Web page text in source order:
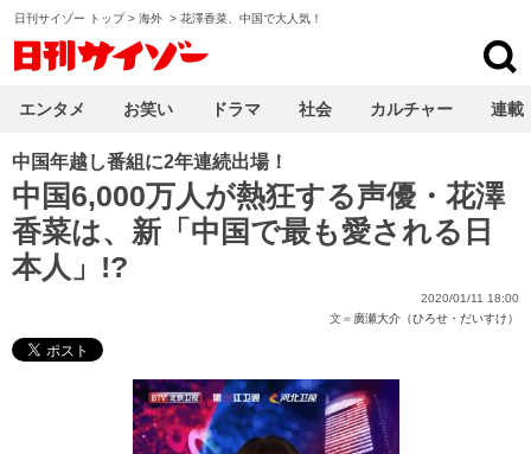
日刊サイゾー トップ> 海外 > 花澤香菜、中国で大人気！
中国年越し番組に2年連続出場！
中国6,000万人が熱狂する声優・花澤
香菜は、新「中国で最も愛される日
本人」!?
2020/01/11 18:00
文＝ 廣瀬大介（ひろせ・だいすけ）
エンタメ お笑い ドラマ 社会 カルチャー 連載